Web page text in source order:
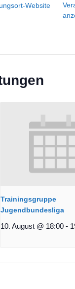
Website
Trainingsgruppe
Jugendbundesliga
10. August @ 18:00 -